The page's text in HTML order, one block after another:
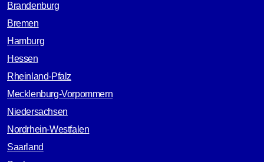
Brandenburg
Bremen
Hamburg
Hessen
Rheinland-Pfalz
Mecklenburg-Vorpommern
Niedersachsen
Nordrhein-Westfalen
Saarland